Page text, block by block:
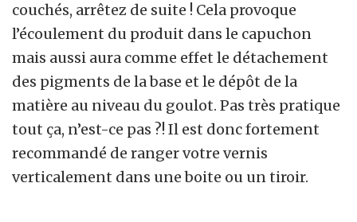
couchés, arrêtez de suite ! Cela provoque
l’écoulement du produit dans le capuchon
mais aussi aura comme effet le détachement
des pigments de la base et le dépôt de la
matière au niveau du goulot. Pas très pratique
tout ça, n’est-ce pas ?! Il est donc fortement
recommandé de ranger votre vernis
verticalement dans une boite ou un tiroir.